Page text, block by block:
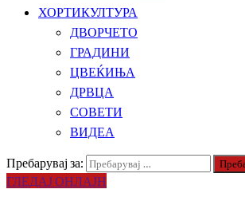
ХОРТИКУЛТУРА
ДВОРЧЕТО
ГРАДИНИ
ЦВЕЌИЊА
ДРВЦА
СОВЕТИ
ВИДЕА
Пребарувај за:
ГЛЕДАЈ ОНЛАЈН